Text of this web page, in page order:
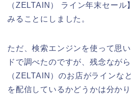
（ZELTAIN） ライン年末セール
みることにしました。
ただ、検索エンジンを使って思
ドで調べたのですが、残念なが
（ZELTAIN）のお店がラインな
を配信しているかどうかは分か